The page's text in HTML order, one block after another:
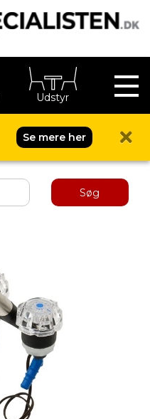
Udstyr
Se mere her
Søg